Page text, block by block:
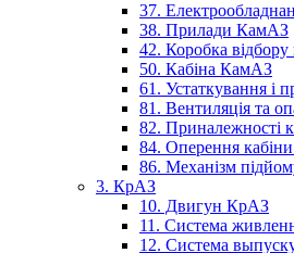
37.
38. Прилади КамАЗ
42. Коробка
50. Кабіна КамАЗ
61. Устаткування і
81. Вентиляція та
82. Приналежності
84. Оперення
86. Механізм
3. КрАЗ
10. Двигун КрАЗ
11. Система
12. Система